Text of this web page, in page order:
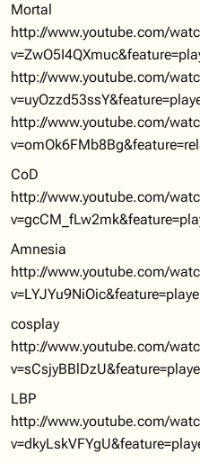
Mortal
http://www.youtube.com/
http://www.youtube.com/
http://www.youtube.com/
CoD
http://www.youtube.com/
Amnesia
http://www.youtube.com/
cosplay
http://www.youtube.com/
LBP
http://www.youtube.com/